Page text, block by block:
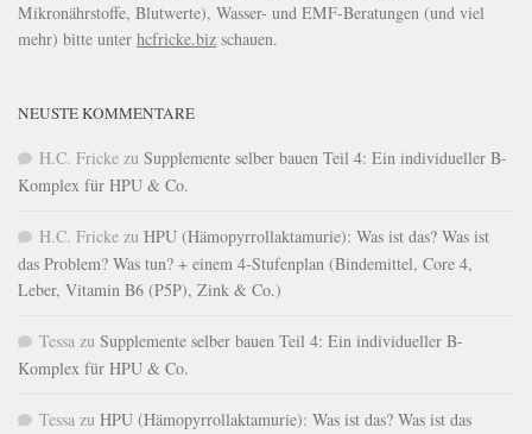
Mikronährstoffe, Blutwerte), Wasser- und EMF-Beratungen (und viel
mehr) bitte unter hcfricke.biz schauen.
NEUSTE KOMMENTARE
H.C. Fricke zu Supplemente selber bauen Teil 4: Ein individueller B-
Komplex für HPU & Co.
H.C. Fricke zu HPU (Hämopyrrollaktamurie): Was ist das? Was ist
das Problem? Was tun? + einem 4-Stufenplan (Bindemittel, Core 4,
Leber, Vitamin B6 (P5P), Zink & Co.)
Tessa zu Supplemente selber bauen Teil 4: Ein individueller B-
Komplex für HPU & Co.
Tessa zu HPU (Hämopyrrollaktamurie): Was ist das? Was ist das